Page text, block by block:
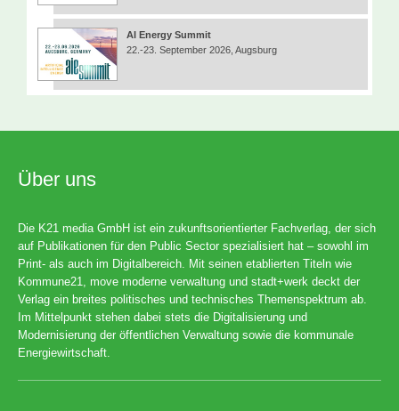
AI Energy Summit
22.-23. September 2026, Augsburg
Über uns
Die K21 media GmbH ist ein zukunftsorientierter Fachverlag, der sich
auf Publikationen für den Public Sector spezialisiert hat – sowohl im
Print- als auch im Digitalbereich. Mit seinen etablierten Titeln wie
Kommune21, move moderne verwaltung und stadt+werk deckt der
Verlag ein breites politisches und technisches Themenspektrum ab.
Im Mittelpunkt stehen dabei stets die Digitalisierung und
Modernisierung der öffentlichen Verwaltung sowie die kommunale
Energiewirtschaft.